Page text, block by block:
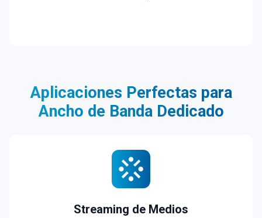
Aplicaciones Perfectas para
Ancho de Banda Dedicado
Streaming de Medios